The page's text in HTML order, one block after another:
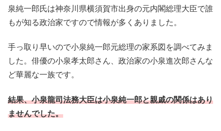
泉純一郎氏は神奈川県横須賀市出身の元内閣総理大臣で誰
もが知る政治家ですので情報が多くありました。
手っ取り早いので小泉純一郎元総理の家系図を調べてみま
した。俳優の小泉孝太郎さん、政治家の小泉進次郎さんな
ど華麗な一族です。
結果、小泉龍司法務大臣は小泉純一郎と親戚の関係はあり
ませんでした。